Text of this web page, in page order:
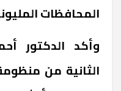
المحافظات
وأكد الدكتور
الثانية من